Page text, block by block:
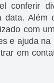
conferir
data. Além
com
e ajuda
em